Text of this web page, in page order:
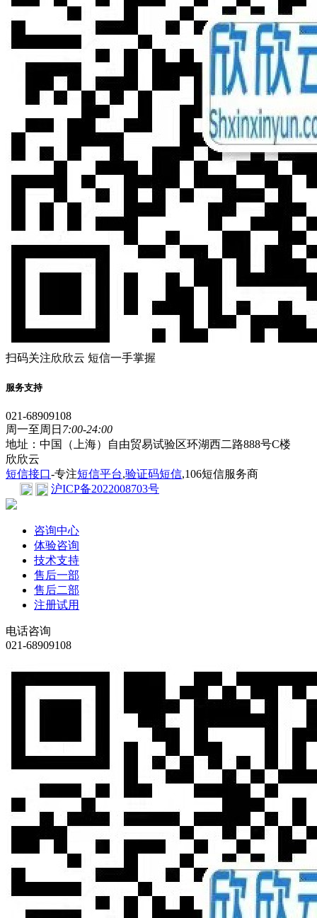
扫码关注欣欣云 短信一手掌握
服务支持
021-68909108
周一至周日 7:00-24:00
地址：中国（上海）自由贸易试验区环湖西二路888号C楼
欣欣云
短信接口-专注短信平台,验证码短信,106短信服务商
沪ICP备2022008703号
咨询中心
体验咨询
技术支持
售后一部
售后二部
注册试用
电话咨询
021-68909108